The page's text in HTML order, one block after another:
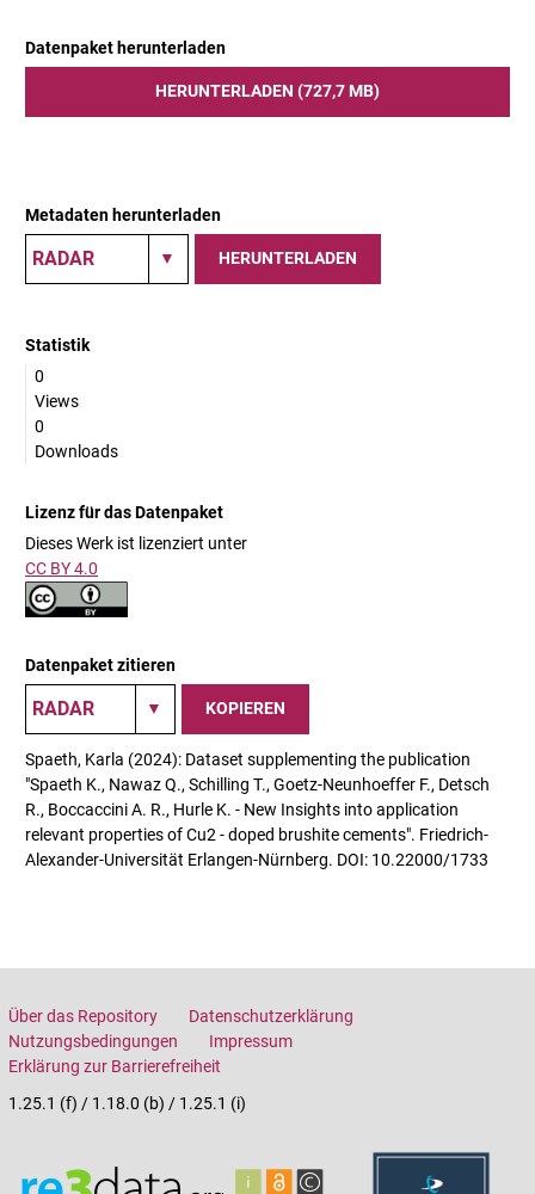
Datenpaket herunterladen
HERUNTERLADEN (727,7 MB)
Metadaten herunterladen
HERUNTERLADEN
Statistik
0
Views
0
Downloads
Lizenz für das Datenpaket
Dieses Werk ist lizenziert unter
CC BY 4.0
Datenpaket zitieren
KOPIEREN
Spaeth, Karla (2024): Dataset supplementing the publication
"Spaeth K., Nawaz Q., Schilling T., Goetz-Neunhoeffer F., Detsch
R., Boccaccini A. R., Hurle K. - New Insights into application
relevant properties of Cu2 - doped brushite cements". Friedrich-
Alexander-Universität Erlangen-Nürnberg. DOI: 10.22000/1733
Über das Repository
Datenschutzerklärung
Nutzungsbedingungen
Impressum
Erklärung zur Barrierefreiheit
1.25.1 (f) / 1.18.0 (b) / 1.25.1 (i)